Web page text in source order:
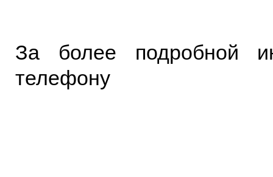
За более подробной
телефону